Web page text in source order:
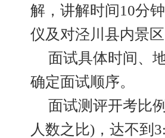
解，讲解时间10分
仪及对泾川县内景区
面试具体时间、
确定面试顺序。
面试测评开考比
人数之比)，达不到